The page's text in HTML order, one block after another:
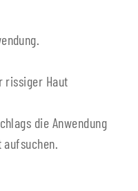
rissiger Haut
die Anwendung